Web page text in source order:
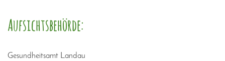
Aufsichtsbehörde:
Gesundheitsamt Landau